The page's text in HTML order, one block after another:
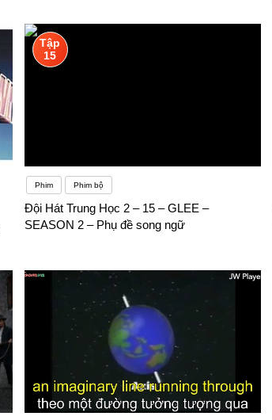
Tập
15
Phim Phim bộ
Đội Hát Trung Học 2 – 15 – GLEE –
SEASON 2 – Phụ đề song ngữ